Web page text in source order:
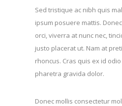
Sed tristique ac nibh quis
ipsum posuere mattis.
orci, viverra at nunc nec,
justo placerat ut. Nam at
rhoncus. Cras quis ex id
pharetra gravida dolor.
Donec mollis consectetur